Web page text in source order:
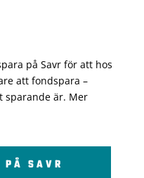
på Savr för att hos
att fondspara –
sparande är. Mer
PÅ SAVR